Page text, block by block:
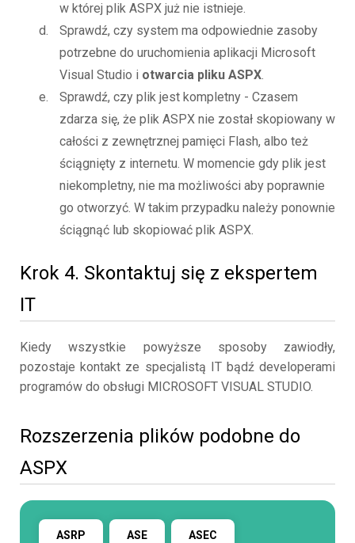
w której plik ASPX już nie istnieje.
Sprawdź, czy system ma odpowiednie zasoby
potrzebne do uruchomienia aplikacji Microsoft
Visual Studio i otwarcia pliku ASPX.
Sprawdź, czy plik jest kompletny - Czasem
zdarza się, że plik ASPX nie został skopiowany w
całości z zewnętrznej pamięci Flash, albo też
ściągnięty z internetu. W momencie gdy plik jest
niekompletny, nie ma możliwości aby poprawnie
go otworzyć. W takim przypadku należy ponownie
ściągnąć lub skopiować plik ASPX.
Krok 4. Skontaktuj się z ekspertem
IT
Kiedy wszystkie powyższe sposoby zawiodły,
pozostaje kontakt ze specjalistą IT bądź developerami
programów do obsługi MICROSOFT VISUAL STUDIO.
Rozszerzenia plików podobne do
ASPX
ASRP ASE ASEC